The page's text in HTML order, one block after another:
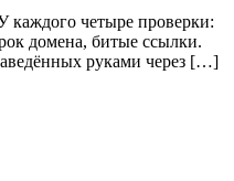
каждого четыре проверки:
домена, битые ссылки.
руками через […]